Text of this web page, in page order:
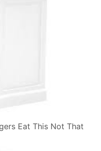
Eat This Not That